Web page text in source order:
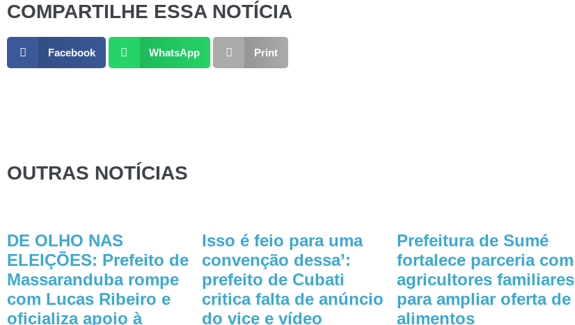
COMPARTILHE ESSA NOTÍCIA
Facebook WhatsApp Print
OUTRAS NOTÍCIAS
DE OLHO NAS
ELEIÇÕES: Prefeito de
Massaranduba rompe
com Lucas Ribeiro e
oficializa apoio à
Isso é feio para uma
convenção dessa’:
prefeito de Cubati
critica falta de anúncio
do vice e vídeo
Prefeitura de Sumé
fortalece parceria com
agricultores familiares
para ampliar oferta de
alimentos